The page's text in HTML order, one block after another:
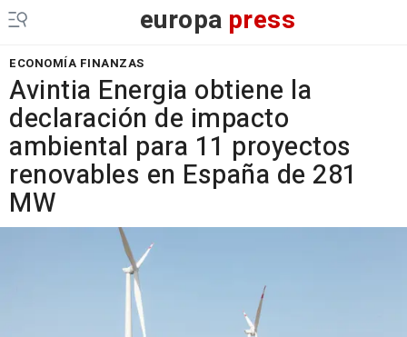
europa press
ECONOMÍA FINANZAS
Avintia Energia obtiene la
declaración de impacto
ambiental para 11 proyectos
renovables en España de 281
MW